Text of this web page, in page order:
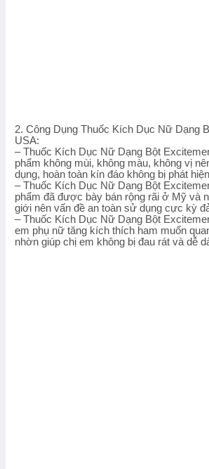
2. Công Dụng Thuốc Kích Dục Nữ Dạng
USA:
– Thuốc Kích Dục Nữ Dạng Bột
phẩm không mùi, không màu, không vị
dụng, hoàn toàn kín đáo không bị phát
– Thuốc Kích Dục Nữ Dạng Bột
phẩm đã được bày bán rộng rãi ở Mỹ và
giới nên vấn đề an toàn sử dụng cực kỳ
– Thuốc Kích Dục Nữ Dạng Bột
em phụ nữ tăng kích thích ham muốn
nhờn giúp chị em không bị đau rát và dễ